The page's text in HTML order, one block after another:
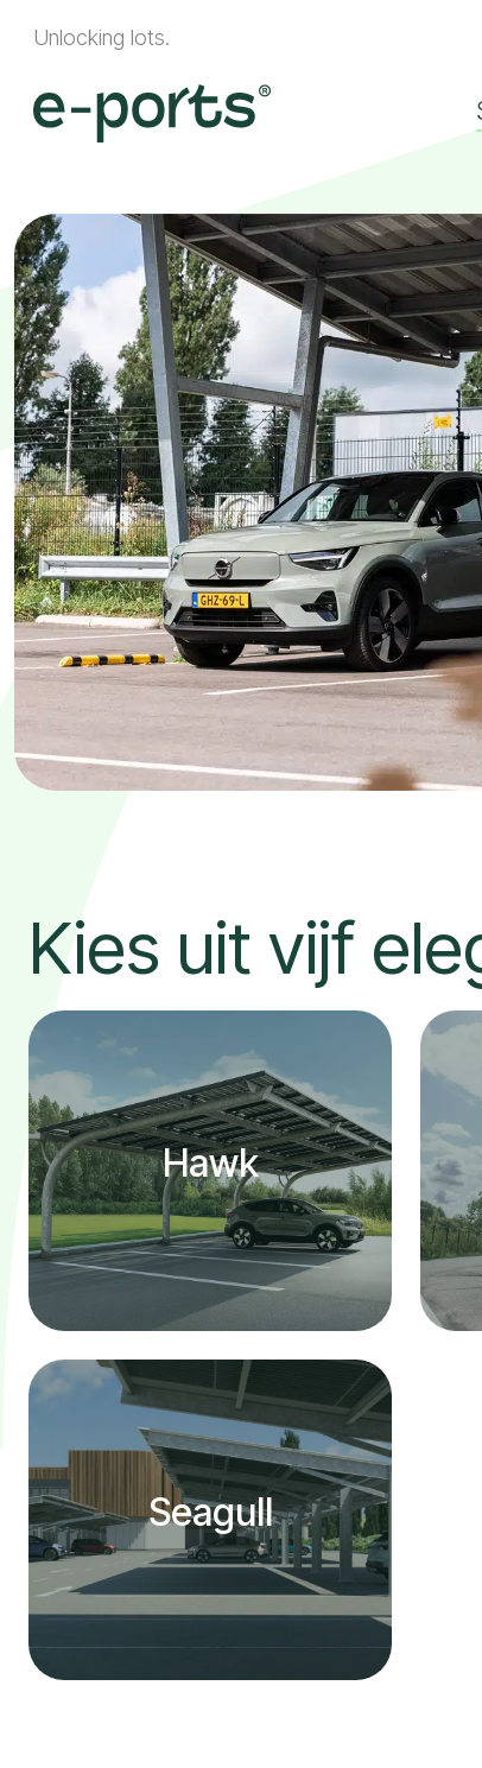
Unlocking lots.
Kies uit vijf
Hawk
Seagull